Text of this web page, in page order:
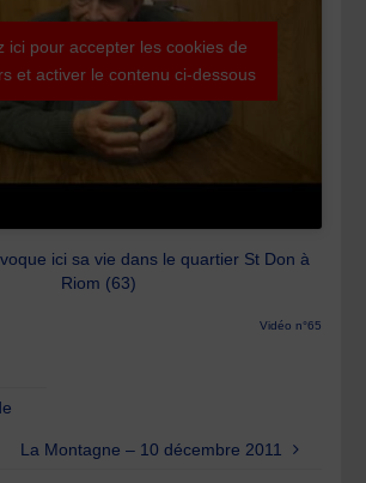
ici pour accepter les cookies de
et activer le contenu ci-dessous
ici sa vie dans le quartier St Don à
Riom (63)
Vidéo n°65
La Montagne – 10 décembre 2011